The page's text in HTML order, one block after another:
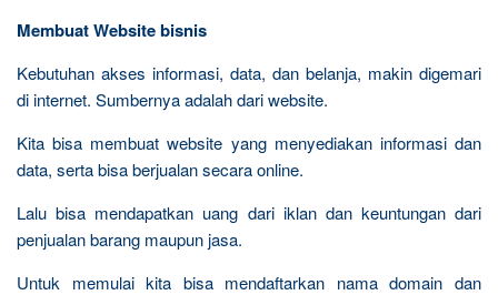
Membuat Website bisnis
Kebutuhan akses informasi, data, dan belanja, makin digemari
di internet. Sumbernya adalah dari website.
Kita bisa membuat website yang menyediakan informasi dan
data, serta bisa berjualan secara online.
Lalu bisa mendapatkan uang dari iklan dan keuntungan dari
penjualan barang maupun jasa.
Untuk memulai kita bisa mendaftarkan nama domain dan